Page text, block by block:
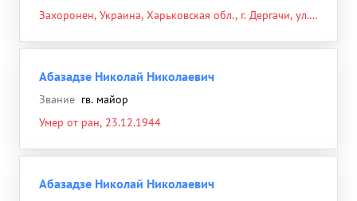
Захоронен, Украина, Харьковская обл., г. Дергачи, ул.
Абазадзе Николай Николаевич
Звание гв. майор
Умер от ран, 23.12.1944
Абазадзе Николай Николаевич